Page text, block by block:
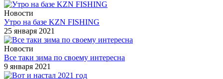
Новости
Утро на базе KZN FISHING
25 января 2021
Новости
Все таки зима по своему интересна
9 января 2021